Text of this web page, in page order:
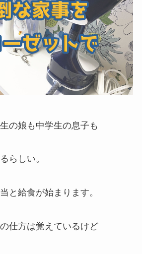
の娘も中学生の息子も
らしい。
と給食が始まります。
仕方は覚えているけど